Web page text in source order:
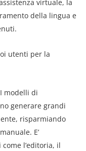
virtuale, la
della lingua e
utenti per la
modelli di
generare grandi
risparmiando
E’
l’editoria, il